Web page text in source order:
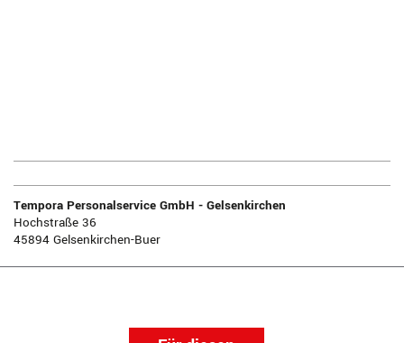
Tempora Personalservice GmbH - Gelsenkirchen
Hochstraße 36
45894 Gelsenkirchen-Buer